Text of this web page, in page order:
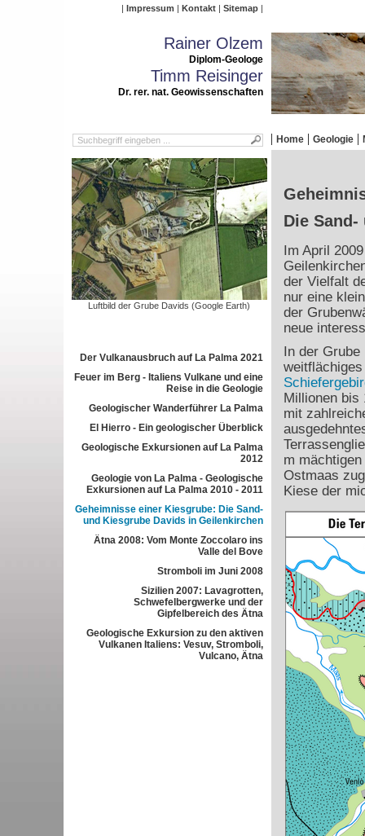
Impressum Kontakt Sitemap
Rainer Olzem
Diplom-Geologe
Timm Reisinger
Dr. rer. nat. Geowissenschaften
Home Geologie
Luftbild der Grube Davids (Google Earth)
Der Vulkanausbruch auf La Palma 2021
Feuer im Berg - Italiens Vulkane und eine
Reise in die Geologie
Geologischer Wanderführer La Palma
El Hierro - Ein geologischer Überblick
Geologische Exkursionen auf La Palma
2012
Geologie von La Palma - Geologische
Exkursionen auf La Palma 2010 - 2011
Geheimnisse einer Kiesgrube: Die Sand-
und Kiesgrube Davids in Geilenkirchen
Ätna 2008: Vom Monte Zoccolaro ins
Valle del Bove
Stromboli im Juni 2008
Sizilien 2007: Lavagrotten,
Schwefelbergwerke und der
Gipfelbereich des Ätna
Geologische Exkursion zu den aktiven
Vulkanen Italiens: Vesuv, Stromboli,
Vulcano, Ätna
Die
Im April
der Vielfalt
nur eine
der
neue
In der Grube
Millionen bis
mit
m
Ostmaas
Kiese der